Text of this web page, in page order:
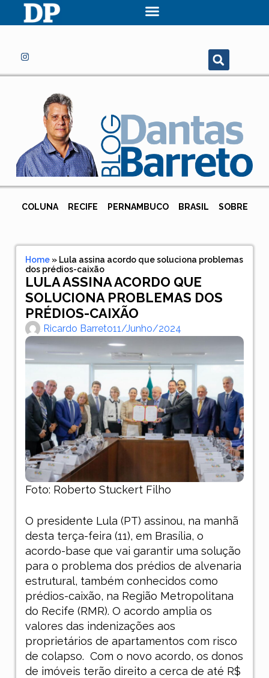
COLUNA RECIFE PERNAMBUCO BRASIL SOBRE
Home» Lula assina acordo que soluciona problemas
dos prédios-caixão
LULA ASSINA ACORDO QUE
SOLUCIONA PROBLEMAS DOS
PRÉDIOS-CAIXÃO
Ricardo Barreto11/junho/2024
Foto: Roberto Stuckert Filho
O presidente Lula (PT) assinou, na manhã
desta terça-feira (11), em Brasília, o
acordo-base que vai garantir uma solução
para o problema dos prédios de alvenaria
estrutural, também conhecidos como
prédios-caixão, na Região Metropolitana
do Recife (RMR). O acordo amplia os
valores das indenizações aos
proprietários de apartamentos com risco
de colapso. Com o novo acordo, os donos
de imóveis terão direito a cerca de até R$